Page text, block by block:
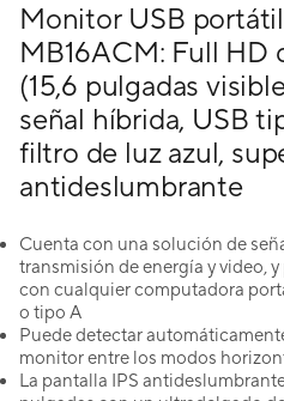
Monitor USB
MB16ACM: Full HD
(15,6 pulgadas
señal híbrida, USB
filtro de luz azul,
antideslumbrante
Cuenta con una solución de
transmisión de energía y video,
con cualquier computadora
o tipo A
Puede detectar
monitor entre los modos
La pantalla IPS